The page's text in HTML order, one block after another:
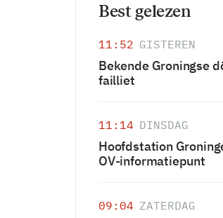
Best gelezen
11:52 GISTEREN
Bekende Groningse
failliet
11:14 DINSDAG
Hoofdstation
OV-informatiepunt
09:04 ZATERDAG